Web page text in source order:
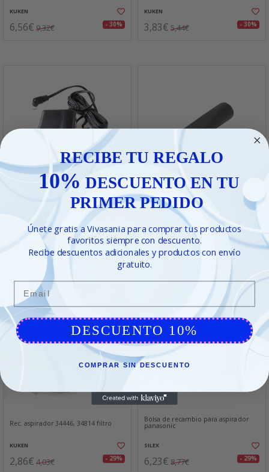
KUKEN
6,56€ 9,32€ - 30%
KUKEN
3,83€ 5,44€ - 30%
Rec. aspirador 33861,33947
KUKEN
25,35€ - 29%
Rec. aspirad. 42026 boquilla estrecha
VATTON
2,66€3,76€ - 29%
Rec. aspirador 34446, 34814 filtro
KUKEN
2,86€ 4,03€ - 29%
Bolsa de recambio para aspirador
panasonic
SILEX
6,23€ 8,77€ - 29%
RECIBE TU REGALO
10% DESCUENTO EN TU
PRIMER PEDIDO
Únete gratis a Vivasania para comprar tus productos
favoritos siempre con descuento.
Recibe descuentos adicionales y productos con envío
gratuito.
Email
DESCUENTO 10%
COMPRAR SIN DESCUENTO